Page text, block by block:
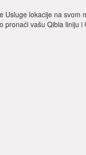
Usluge lokacije na
vašu Qibla liniju